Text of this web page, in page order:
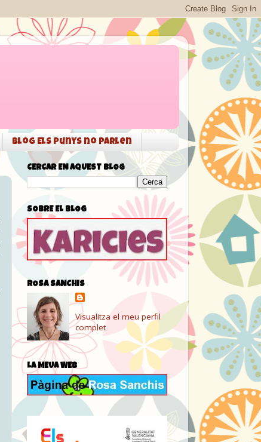
Blog Els punys no parlen
CERCAR EN AQUEST BLOG
SOBRE EL BLOG
ROSA SANCHIS
Visualitza el meu perfil
complet
LA MEUA WEB